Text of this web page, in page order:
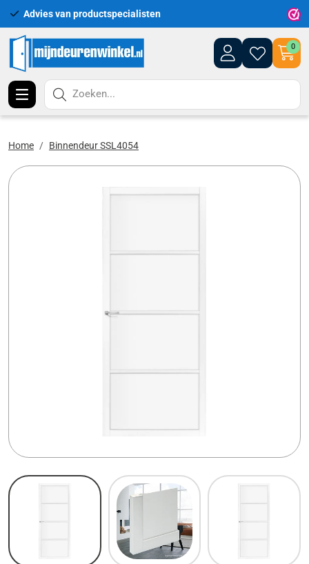
Advies van productspecialisten
0
Zoeken...
Home Binnendeur SSL4054